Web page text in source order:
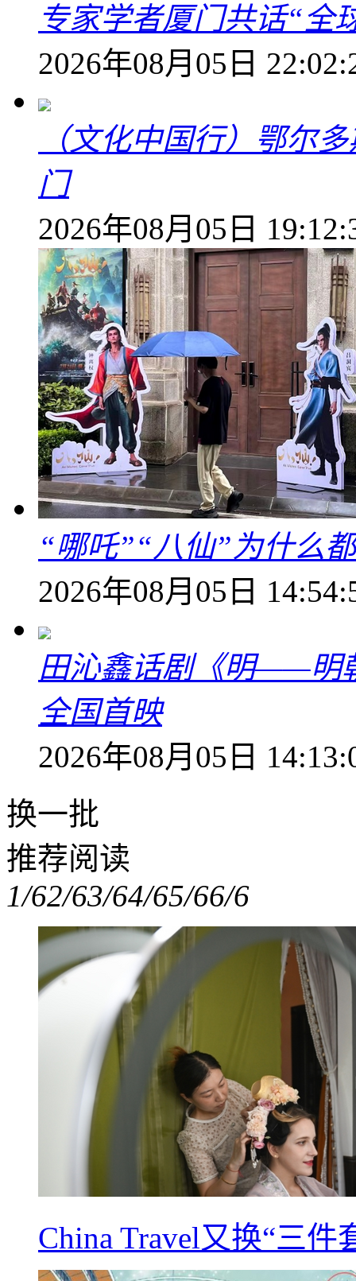
专家学者厦门共话“全
2026年08月05日
（文化中国行）鄂尔
门
2026年08月05日
“哪吒”“八仙”为什么
2026年08月05日
田沁鑫话剧《明——明
全国首映
2026年08月05日
换一批
推荐阅读
1/62/63/64/65/66/6
China Travel又换“三